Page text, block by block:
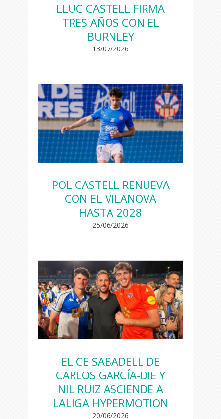
LLUC CASTELL FIRMA
TRES AÑOS CON EL
BURNLEY
13/07/2026
POL CASTELL RENUEVA
CON EL VILANOVA
HASTA 2028
25/06/2026
EL CE SABADELL DE
CARLOS GARCÍA-DIE Y
NIL RUIZ ASCIENDE A
LALIGA HYPERMOTION
20/06/2026